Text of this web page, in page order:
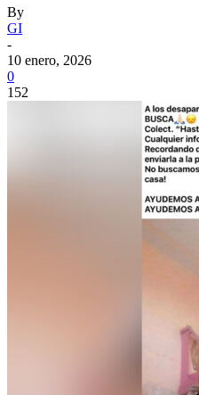
By
GI
-
10 enero, 2026
0
152